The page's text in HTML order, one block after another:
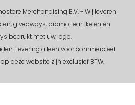
Merchandising B.V. - Wij leveren
giveaways, promotieartikelen en
bedrukt met uw logo.
Levering alleen voor commercieel
deze website zijn exclusief BTW.